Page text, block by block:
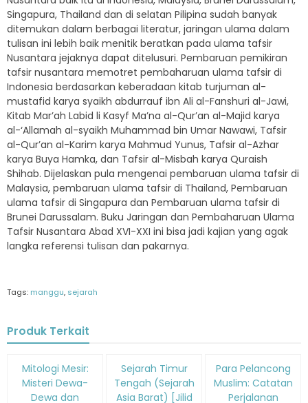
Singapura, Thailand dan di selatan Pilipina sudah banyak
ditemukan dalam berbagai literatur, jaringan ulama dalam
tulisan ini lebih baik menitik beratkan pada ulama tafsir
Nusantara jejaknya dapat ditelusuri. Pembaruan pemikiran
tafsir nusantara memotret pembaharuan ulama tafsir di
Indonesia berdasarkan keberadaan kitab turjuman al-
mustafid karya syaikh abdurrauf ibn Ali al-Fanshuri al-Jawi,
Kitab Mar’ah Labid li Kasyf Ma’na al-Qur’an al-Majid karya
al-‘Allamah al-syaikh Muhammad bin Umar Nawawi, Tafsir
al-Qur’an al-Karim karya Mahmud Yunus, Tafsir al-Azhar
karya Buya Hamka, dan Tafsir al-Misbah karya Quraish
Shihab. Dijelaskan pula mengenai pembaruan ulama tafsir di
Malaysia, pembaruan ulama tafsir di Thailand, Pembaruan
ulama tafsir di Singapura dan Pembaruan ulama tafsir di
Brunei Darussalam. Buku Jaringan dan Pembaharuan Ulama
Tafsir Nusantara Abad XVI-XXI ini bisa jadi kajian yang agak
langka referensi tulisan dan pakarnya.
Tags: manggu, sejarah
Produk Terkait
Diskon
15%
Mitologi Mesir:
Misteri Dewa-
Dewa dan
Diskon
15%
Sejarah Timur
Tengah (Sejarah
Asia Barat) [Jilid
Diskon
15%
Para Pelancong
Muslim: Catatan
Perjalanan